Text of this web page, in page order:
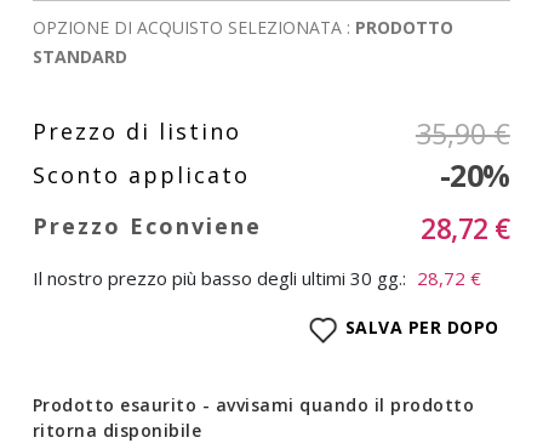
OPZIONE DI ACQUISTO SELEZIONATA : PRODOTTO
STANDARD
35,90 €
-20%
28,72 €
Il nostro prezzo più basso degli ultimi 30 gg.: 28,72 €
SALVA PER DOPO
Prodotto esaurito - avvisami quando il prodotto
ritorna disponibile